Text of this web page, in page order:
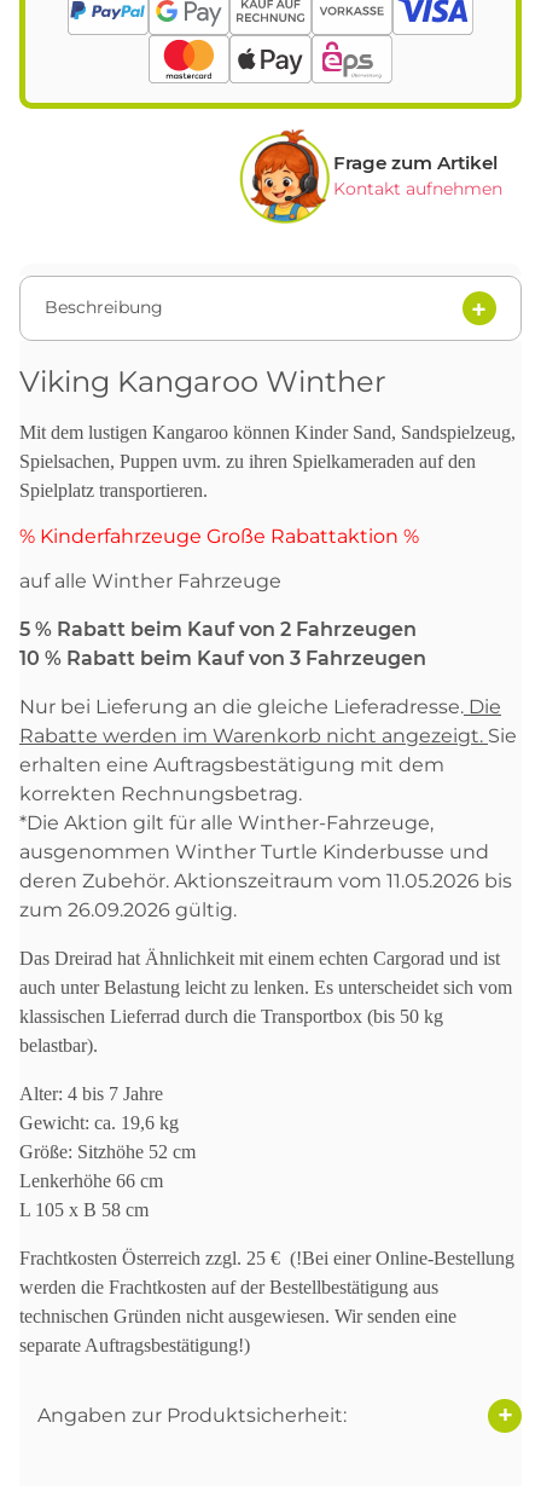
Frage zum Artikel
Kontakt aufnehmen
Beschreibung
Viking Kangaroo Winther
Mit dem lustigen Kangaroo können Kinder Sand, Sandspielzeug,
Spielsachen, Puppen uvm. zu ihren Spielkameraden auf den
Spielplatz transportieren.
% Kinderfahrzeuge Große Rabattaktion %
auf alle Winther Fahrzeuge
5 % Rabatt beim Kauf von 2 Fahrzeugen
10 % Rabatt beim Kauf von 3 Fahrzeugen
Nur bei Lieferung an die gleiche Lieferadresse. Die
Rabatte werden im Warenkorb nicht angezeigt. Sie
erhalten eine Auftragsbestätigung mit dem
korrekten Rechnungsbetrag.
*Die Aktion gilt für alle Winther-Fahrzeuge,
ausgenommen Winther Turtle Kinderbusse und
deren Zubehör. Aktionszeitraum vom 11.05.2026 bis
zum 26.09.2026 gültig.
Das Dreirad hat Ähnlichkeit mit einem echten Cargorad und ist
auch unter Belastung leicht zu lenken. Es unterscheidet sich vom
klassischen Lieferrad durch die Transportbox (bis 50 kg
belastbar).
Alter: 4 bis 7 Jahre
Gewicht: ca. 19,6 kg
Größe: Sitzhöhe 52 cm
Lenkerhöhe 66 cm
L 105 x B 58 cm
Frachtkosten Österreich zzgl. 25 € (!Bei einer Online-Bestellung
werden die Frachtkosten auf der Bestellbestätigung aus
technischen Gründen nicht ausgewiesen. Wir senden eine
separate Auftragsbestätigung!)
Angaben zur Produktsicherheit: